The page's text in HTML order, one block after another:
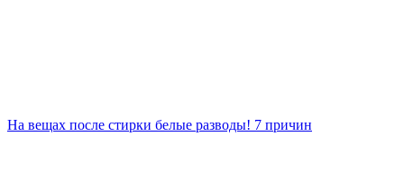
На вещах после стирки белые разводы! 7 причин